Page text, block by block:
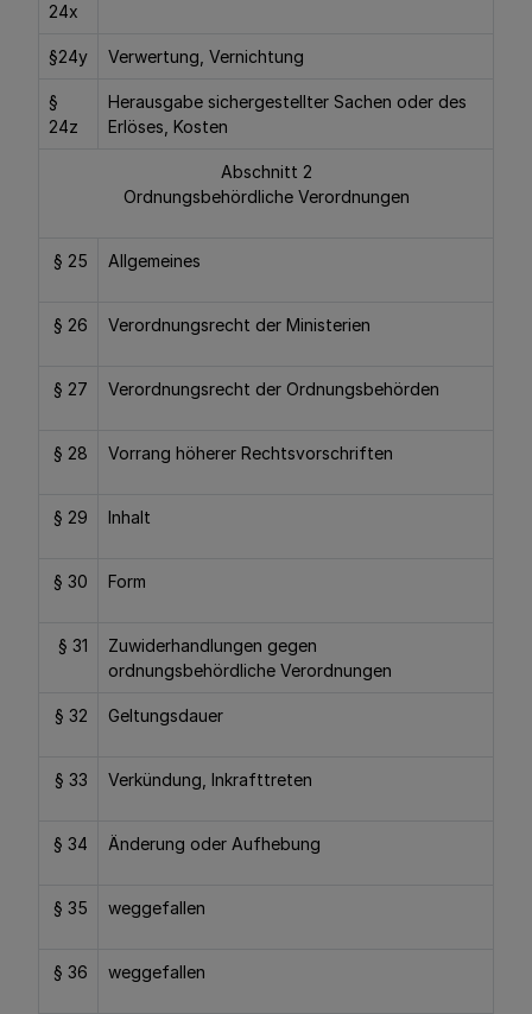
24x
§24y Verwertung, Vernichtung
§
24z
Herausgabe sichergestellter Sachen oder des
Erlöses, Kosten
Abschnitt 2
Ordnungsbehördliche Verordnungen
§ 25 Allgemeines
§ 26 Verordnungsrecht der Ministerien
§ 27 Verordnungsrecht der Ordnungsbehörden
§ 28 Vorrang höherer Rechtsvorschriften
§ 29 Inhalt
§ 30 Form
§ 31
Zuwiderhandlungen gegen
ordnungsbehördliche Verordnungen
§ 32 Geltungsdauer
§ 33 Verkündung, Inkrafttreten
§ 34 Änderung oder Aufhebung
§ 35 weggefallen
§ 36 weggefallen